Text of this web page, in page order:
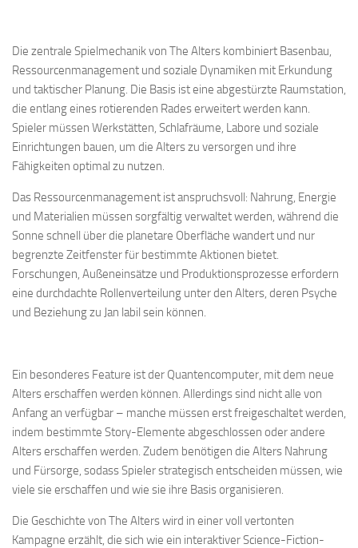
Die zentrale Spielmechanik von The Alters kombiniert Basenbau,
Ressourcenmanagement und soziale Dynamiken mit Erkundung
und taktischer Planung. Die Basis ist eine abgestürzte Raumstation,
die entlang eines rotierenden Rades erweitert werden kann.
Spieler müssen Werkstätten, Schlafräume, Labore und soziale
Einrichtungen bauen, um die Alters zu versorgen und ihre
Fähigkeiten optimal zu nutzen.
Das Ressourcenmanagement ist anspruchsvoll: Nahrung, Energie
und Materialien müssen sorgfältig verwaltet werden, während die
Sonne schnell über die planetare Oberfläche wandert und nur
begrenzte Zeitfenster für bestimmte Aktionen bietet.
Forschungen, Außeneinsätze und Produktionsprozesse erfordern
eine durchdachte Rollenverteilung unter den Alters, deren Psyche
und Beziehung zu Jan labil sein können.
Ein besonderes Feature ist der Quantencomputer, mit dem neue
Alters erschaffen werden können. Allerdings sind nicht alle von
Anfang an verfügbar – manche müssen erst freigeschaltet werden,
indem bestimmte Story-Elemente abgeschlossen oder andere
Alters erschaffen werden. Zudem benötigen die Alters Nahrung
und Fürsorge, sodass Spieler strategisch entscheiden müssen, wie
viele sie erschaffen und wie sie ihre Basis organisieren.
Die Geschichte von The Alters wird in einer voll vertonten
Kampagne erzählt, die sich wie ein interaktiver Science-Fiction-